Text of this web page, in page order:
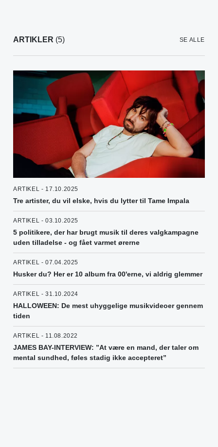
ARTIKLER (5) SE ALLE
ARTIKEL - 17.10.2025
Tre artister, du vil elske, hvis du lytter til Tame Impala
ARTIKEL - 03.10.2025
5 politikere, der har brugt musik til deres valgkampagne
uden tilladelse - og fået varmet ørerne
ARTIKEL - 07.04.2025
Husker du? Her er 10 album fra 00'erne, vi aldrig glemmer
ARTIKEL - 31.10.2024
HALLOWEEN: De mest uhyggelige musikvideoer gennem
tiden
ARTIKEL - 11.08.2022
JAMES BAY-INTERVIEW: ”At være en mand, der taler om
mental sundhed, føles stadig ikke accepteret”